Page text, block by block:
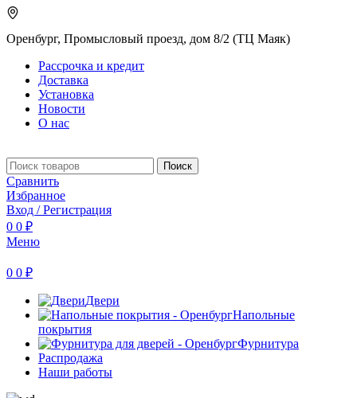
Оренбург, Промысловый проезд, дом 8/2 (ТЦ Маяк)
Рассрочка и кредит
Доставка
Установка
Новости
О нас
Поиск
Сравнить
Избранное
Вход / Регистрация
0 0 ₽
Меню
0 0 ₽
Двери
Напольные
покрытия
Фурнитура
Распродажа
Наши работы